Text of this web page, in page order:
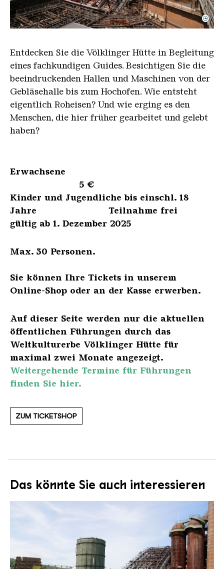
Der Erzschrägaufzug der Völklinger Hütte mit
Copyright: Weltkulturerbe Völklinger Hütte | Karl
©
Entdecken Sie die Völklinger Hütte in Begleitung
eines fachkundigen Guides. Besichtigen Sie die
beeindruckenden Hallen und Maschinen von der
Gebläsehalle bis zum Hochofen. Wie entsteht
eigentlich Roheisen? Und wie erging es den
Menschen, die hier früher gearbeitet und gelebt
haben?
Erwachsene
5 €
Kinder und Jugendliche bis einschl. 18
Jahre Teilnahme frei
gültig ab 1. Dezember 2025
Max. 30 Personen.
Sie können Ihre Tickets in unserem
Online-Shop oder an der Kasse erwerben.
Auf dieser Seite werden nur die aktuellen
öffentlichen Führungen durch das
Weltkulturerbe Völklinger Hütte für
maximal zwei Monate angezeigt.
Weitergehende Termine für Führungen
finden Sie hier.
ZUM TICKETSHOP
Das könnte Sie auch interessieren